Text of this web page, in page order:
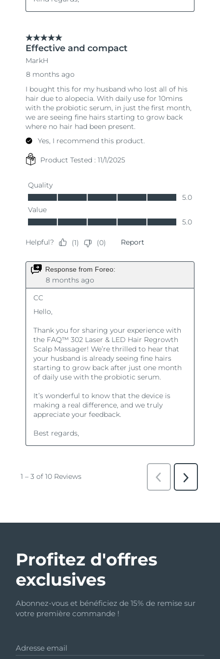
Profitez d'offres
exclusives
Abonnez-vous et bénéficiez de 15% de remise sur
votre première commande !
Adresse email